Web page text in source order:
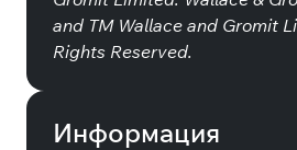
and TM Wallace and Gromit
Rights Reserved.
Информация